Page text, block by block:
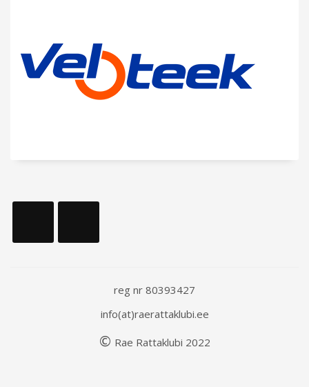
reg nr 80393427
info(at)raerattaklubi.ee
© Rae Rattaklubi 2022